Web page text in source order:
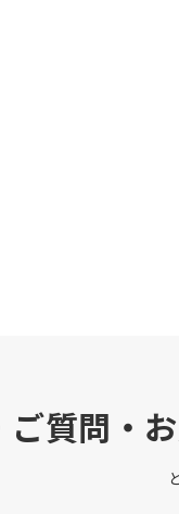
ご質問・